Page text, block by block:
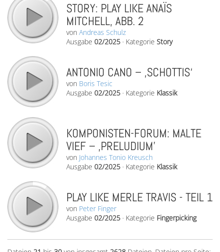
STORY: PLAY LIKE ANAÏS
MITCHELL, ABB. 2
von Andreas Schulz
Ausgabe 02/2025 · Kategorie Story
ANTONIO CANO – ‚SCHOTTIS‘
von Boris Tesic
Ausgabe 02/2025 · Kategorie Klassik
KOMPONISTEN-FORUM: MALTE
VIEF – ‚PRELUDIUM’
von Johannes Tonio Kreusch
Ausgabe 02/2025 · Kategorie Klassik
PLAY LIKE MERLE TRAVIS - TEIL 1
von Peter Finger
Ausgabe 02/2025 · Kategorie Fingerpicking